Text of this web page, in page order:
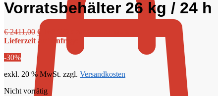
Vorratsbehälter 26 kg / 24 h
€2411,00 Ursprünglicher
Preis
war:
€ 2411,00
€
ist:
Lieferzeit auf Anfrage
-30%
exkl. 20 % MwSt. zzgl. Versandkosten
Nicht vorrätig